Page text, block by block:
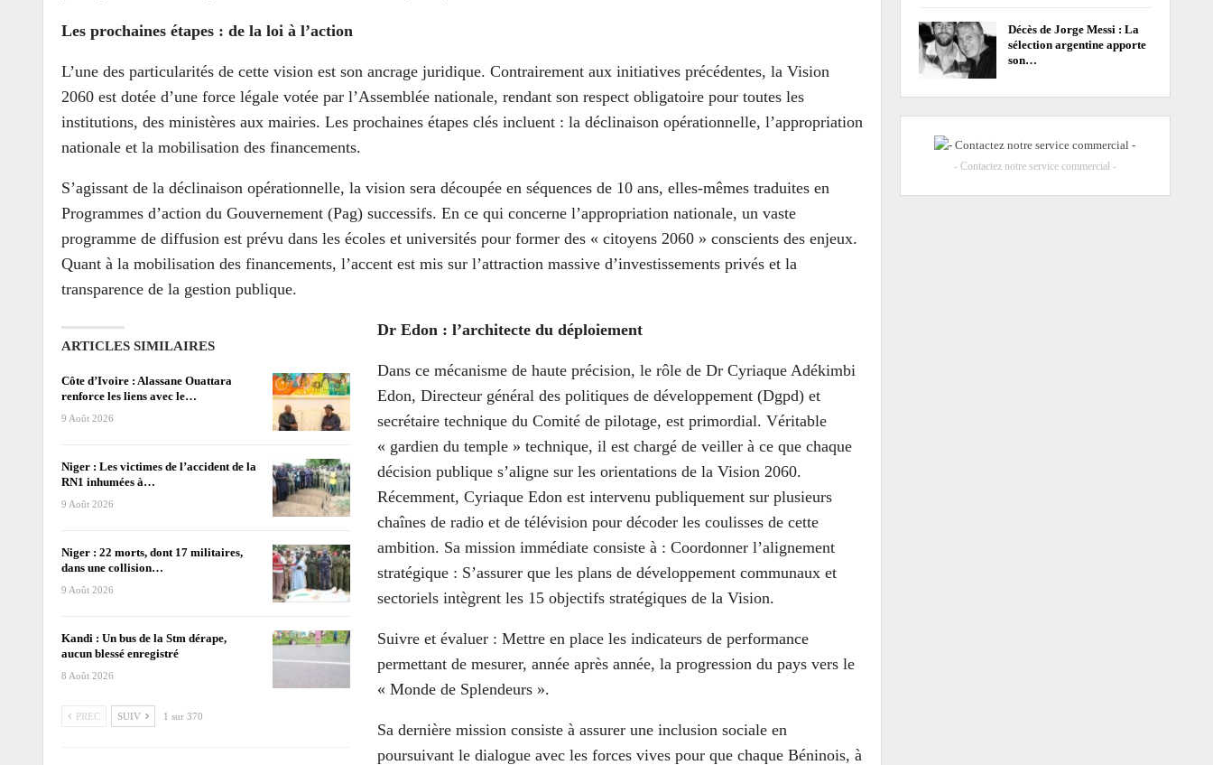
Les prochaines étapes : de la loi à l’action
L’une des particularités de cette vision est son ancrage juridique. Contrairement aux initiatives précédentes, la Vision
2060 est dotée d’une force légale votée par l’Assemblée nationale, rendant son respect obligatoire pour toutes les
institutions, des ministères aux mairies. Les prochaines étapes clés incluent : la déclinaison opérationnelle, l’appropriation
nationale et la mobilisation des financements.
S’agissant de la déclinaison opérationnelle, la vision sera découpée en séquences de 10 ans, elles-mêmes traduites en
Programmes d’action du Gouvernement (Pag) successifs. En ce qui concerne l’appropriation nationale, un vaste
programme de diffusion est prévu dans les écoles et universités pour former des « citoyens 2060 » conscients des enjeux.
Quant à la mobilisation des financements, l’accent est mis sur l’attraction massive d’investissements privés et la
transparence de la gestion publique.
ARTICLES SIMILAIRES
Côte d’Ivoire : Alassane Ouattara
renforce les liens avec le…
9 Août 2026
Niger : Les victimes de l’accident de la
RN1 inhumées à…
9 Août 2026
Niger : 22 morts, dont 17 militaires,
dans une collision…
9 Août 2026
Kandi : Un bus de la Stm dérape,
aucun blessé enregistré
8 Août 2026
PREC SUIV 1 sur 370
Dr Edon : l’architecte du déploiement
Dans ce mécanisme de haute précision, le rôle de Dr Cyriaque Adékimbi
Edon, Directeur général des politiques de développement (Dgpd) et
secrétaire technique du Comité de pilotage, est primordial. Véritable
« gardien du temple » technique, il est chargé de veiller à ce que chaque
décision publique s’aligne sur les orientations de la Vision 2060.
Récemment, Cyriaque Edon est intervenu publiquement sur plusieurs
chaînes de radio et de télévision pour décoder les coulisses de cette
ambition. Sa mission immédiate consiste à : Coordonner l’alignement
stratégique : S’assurer que les plans de développement communaux et
sectoriels intègrent les 15 objectifs stratégiques de la Vision.
Suivre et évaluer : Mettre en place les indicateurs de performance
permettant de mesurer, année après année, la progression du pays vers le
« Monde de Splendeurs ».
Sa dernière mission consiste à assurer une inclusion sociale en
poursuivant le dialogue avec les forces vives pour que chaque Béninois, à
Décès de Jorge Messi : La
sélection argentine apporte
son…
- Contactez notre service commercial -